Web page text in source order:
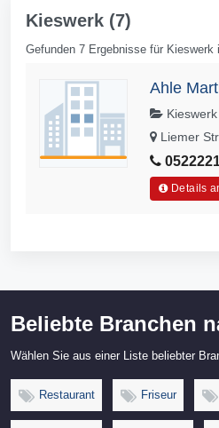
Kieswerk (7)
Gefunden 7 Ergebnisse für Kieswerk
Ahle
Kieswerk
Liemer
Details
Beliebte Branchen
Wählen Sie aus einer Liste beliebter
Restaurant Friseur